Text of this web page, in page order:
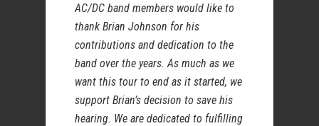
AC/DC band members would like to
thank Brian Johnson for his
contributions and dedication to the
band over the years. As much as we
want this tour to end as it started, we
support Brian’s decision to save his
hearing. We are dedicated to fulfilling